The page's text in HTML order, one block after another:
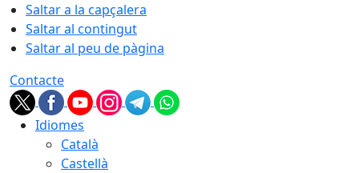
Saltar a la capçalera
Saltar al contingut
Saltar al peu de pàgina
Contacte
Idiomes
Català
Castellà